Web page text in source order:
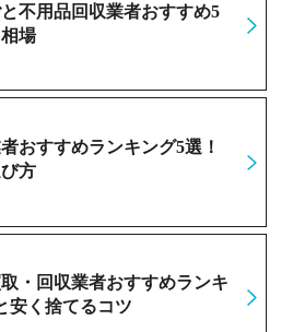
不用品回収業者おすすめ5
場
おすすめランキング5選！
方
・回収業者おすすめランキ
安く捨てるコツ